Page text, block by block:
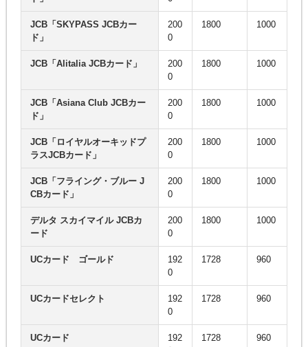
JCB「SKYPASS JCBカー
ド」
200
0
1800 1000
JCB「Alitalia JCBカード」
200
0
1800 1000
JCB「Asiana Club JCBカー
ド」
200
0
1800 1000
JCB「ロイヤルオーキッドプ
ラスJCBカード」
200
0
1800 1000
JCB「フライング・ブルー J
CBカード」
200
0
1800 1000
デルタ スカイマイル JCBカ
ード
200
0
1800 1000
UCカード ゴールド
192
0
1728 960
UCカードセレクト
192
0
1728 960
UCカード
192
1728 960